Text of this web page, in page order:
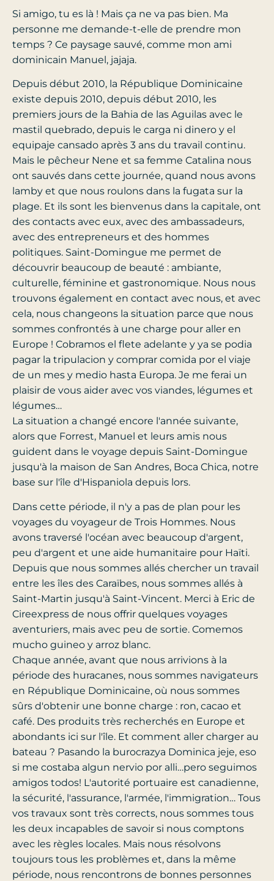
Si amigo, tu es là ! Mais ça ne va pas bien. Ma
personne me demande-t-elle de prendre mon
temps ? Ce paysage sauvé, comme mon ami
dominicain Manuel, jajaja.
Depuis début 2010, la République Dominicaine
existe depuis 2010, depuis début 2010, les
premiers jours de la Bahia de las Aguilas avec le
mastil quebrado, depuis le carga ni dinero y el
equipaje cansado après 3 ans du travail continu.
Mais le pêcheur Nene et sa femme Catalina nous
ont sauvés dans cette journée, quand nous avons
lamby et que nous roulons dans la fugata sur la
plage. Et ils sont les bienvenus dans la capitale, ont
des contacts avec eux, avec des ambassadeurs,
avec des entrepreneurs et des hommes
politiques. Saint-Domingue me permet de
découvrir beaucoup de beauté : ambiante,
culturelle, féminine et gastronomique. Nous nous
trouvons également en contact avec nous, et avec
cela, nous changeons la situation parce que nous
sommes confrontés à une charge pour aller en
Europe ! Cobramos el flete adelante y ya se podia
pagar la tripulacion y comprar comida por el viaje
de un mes y medio hasta Europa. Je me ferai un
plaisir de vous aider avec vos viandes, légumes et
légumes…
La situation a changé encore l'année suivante,
alors que Forrest, Manuel et leurs amis nous
guident dans le voyage depuis Saint-Domingue
jusqu'à la maison de San Andres, Boca Chica, notre
base sur l'île d'Hispaniola depuis lors.
Dans cette période, il n'y a pas de plan pour les
voyages du voyageur de Trois Hommes. Nous
avons traversé l'océan avec beaucoup d'argent,
peu d'argent et une aide humanitaire pour Haïti.
Depuis que nous sommes allés chercher un travail
entre les îles des Caraïbes, nous sommes allés à
Saint-Martin jusqu'à Saint-Vincent. Merci à Eric de
Cireexpress de nous offrir quelques voyages
aventuriers, mais avec peu de sortie. Comemos
mucho guineo y arroz blanc.
Chaque année, avant que nous arrivions à la
période des huracanes, nous sommes navigateurs
en République Dominicaine, où nous sommes
sûrs d'obtenir une bonne charge : ron, cacao et
café. Des produits très recherchés en Europe et
abondants ici sur l'île. Et comment aller charger au
bateau ? Pasando la burocrazya Dominica jeje, eso
si me costaba algun nervio por alli…pero seguimos
amigos todos! L'autorité portuaire est canadienne,
la sécurité, l'assurance, l'armée, l'immigration… Tous
vos travaux sont très corrects, nous sommes tous
les deux incapables de savoir si nous comptons
avec les règles locales. Mais nous résolvons
toujours tous les problèmes et, dans la même
période, nous rencontrons de bonnes personnes